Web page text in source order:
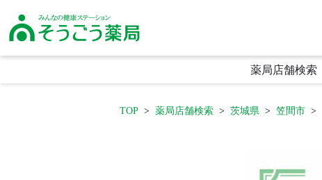
そうごう薬局｜全国の調剤薬局・在宅医療・健康サポート｜総合メディカル
薬局店舗検索
TOP 薬局店舗検索 茨城県 笠間市